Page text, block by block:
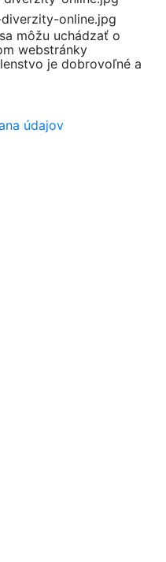
môžu uchádzať o
webstránky
je dobrovoľné a
údajov